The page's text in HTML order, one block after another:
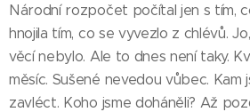
Národní rozpočet počítal jen s tím,
hnojila tím, co se vyvezlo z chlévů.
věcí nebylo. Ale to dnes není taky.
měsíc. Sušené nevedou vůbec. Kam
zavléct. Koho jsme doháněli? Až